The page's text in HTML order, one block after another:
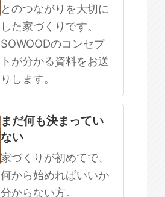
とのつながりを大切に
した家づくりです。
SOWOODのコンセプ
トが分かる資料をお送
りします。
まだ何も決まってい
ない
家づくりが初めてで、
何から始めればいいか
分からない方。